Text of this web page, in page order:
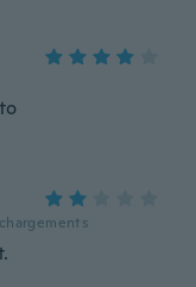
chargements